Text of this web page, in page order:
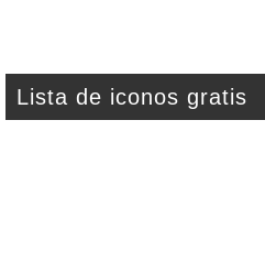
Lista de iconos gratis